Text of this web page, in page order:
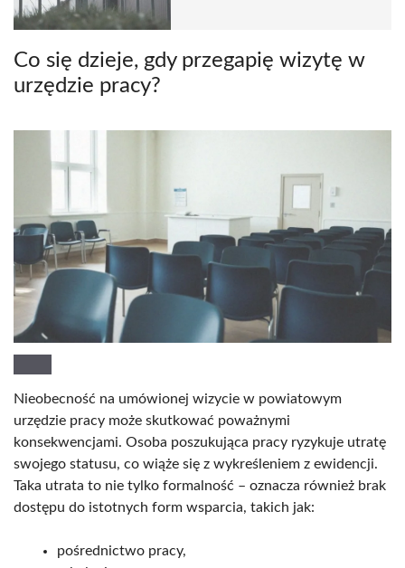
Co się dzieje, gdy przegapię wizytę w
urzędzie pracy?
Nieobecność na umówionej wizycie w powiatowym
urzędzie pracy może skutkować poważnymi
konsekwencjami. Osoba poszukująca pracy ryzykuje utratę
swojego statusu, co wiąże się z wykreśleniem z ewidencji.
Taka utrata to nie tylko formalność – oznacza również brak
dostępu do istotnych form wsparcia, takich jak:
pośrednictwo pracy,